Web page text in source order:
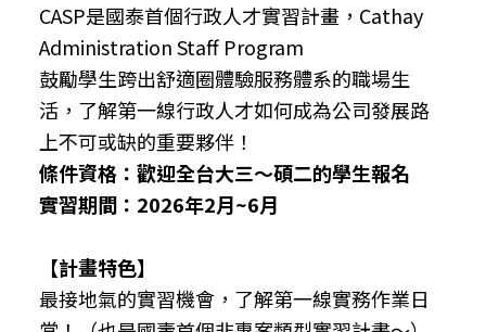
CASP是國泰首個行政人才實習計畫，Cathay
Administration Staff Program
鼓勵學生跨出舒適圈體驗服務體系的職場生
活，了解第一線行政人才如何成為公司發展路
上不可或缺的重要夥伴！
條件資格：歡迎全台大三～碩二的學生報名
實習期間：2026年2月~6月
【計畫特色】
最接地氣的實習機會，了解第一線實務作業日